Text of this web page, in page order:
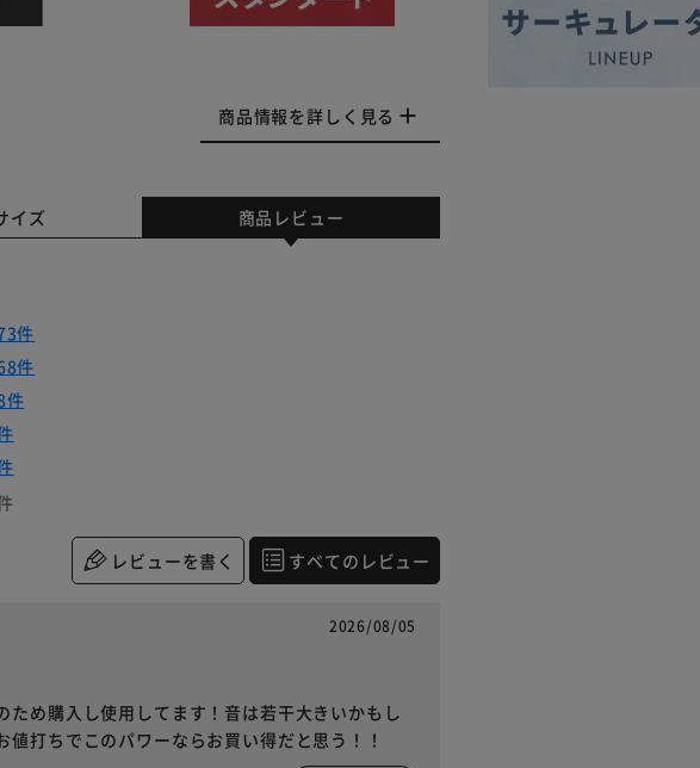
商品情報を詳しく見る
イズ 商品レビュー
件
件
件
レビューを書く すべてのレビュー
2026/08/05
め購入し使用してます！音は若干大きいかもし
打ちでこのパワーならお買い得だと思う！！